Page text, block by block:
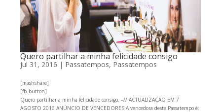
Quero partilhar a minha felicidade consigo
Jul 31, 2016 | Passatempos, Passatempos
[mashshare]
[fb_button]
Quero partilhar a minha felicidade consigo. –// ACTUALIZAÇÃO EM 7
AGOSTO 2016 ANÚNCIO DE VENCEDORES A vencedora deste Passatempo é: